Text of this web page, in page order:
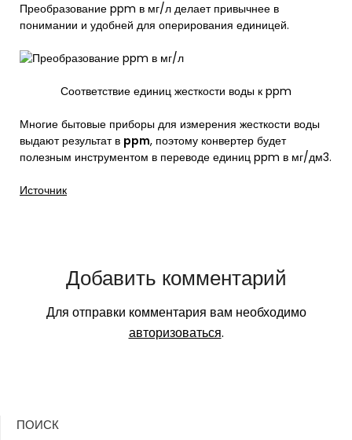
Преобразование ppm в мг/л делает привычнее в
понимании и удобней для оперирования единицей.
Соответствие единиц жесткости воды к ppm
Многие бытовые приборы для измерения жесткости воды
выдают результат в ppm, поэтому конвертер будет
полезным инструментом в переводе единиц ppm в мг/дм3.
Источник
Добавить комментарий
Для отправки комментария вам необходимо
авторизоваться.
ПОИСК